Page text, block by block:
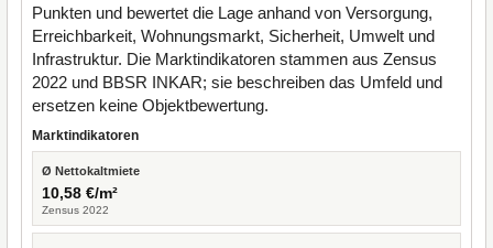
Punkten und bewertet die Lage anhand von Versorgung,
Erreichbarkeit, Wohnungsmarkt, Sicherheit, Umwelt und
Infrastruktur. Die Marktindikatoren stammen aus Zensus
2022 und BBSR INKAR; sie beschreiben das Umfeld und
ersetzen keine Objektbewertung.
Marktindikatoren
Ø Nettokaltmiete
10,58 €/m²
Zensus 2022